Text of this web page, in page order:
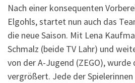
Nach einer konsequenten
Elgohls, startet nun auch das
die neue Saison. Mit Lena
Schmalz (beide TV Lahr) und
von der A-Jugend (ZEGO),
vergrößert. Jede der